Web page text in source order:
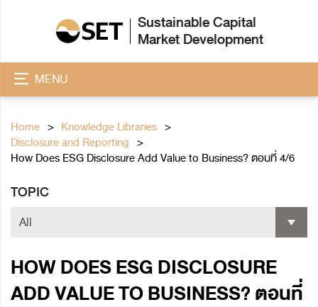
Sustainable Capital
Market Development
MENU
Home
Knowledge Libraries
Disclosure and Reporting
How Does ESG Disclosure Add Value to Business? ตอนที่ 4/6
TOPIC
HOW DOES ESG DISCLOSURE
ADD VALUE TO BUSINESS? ตอนที่